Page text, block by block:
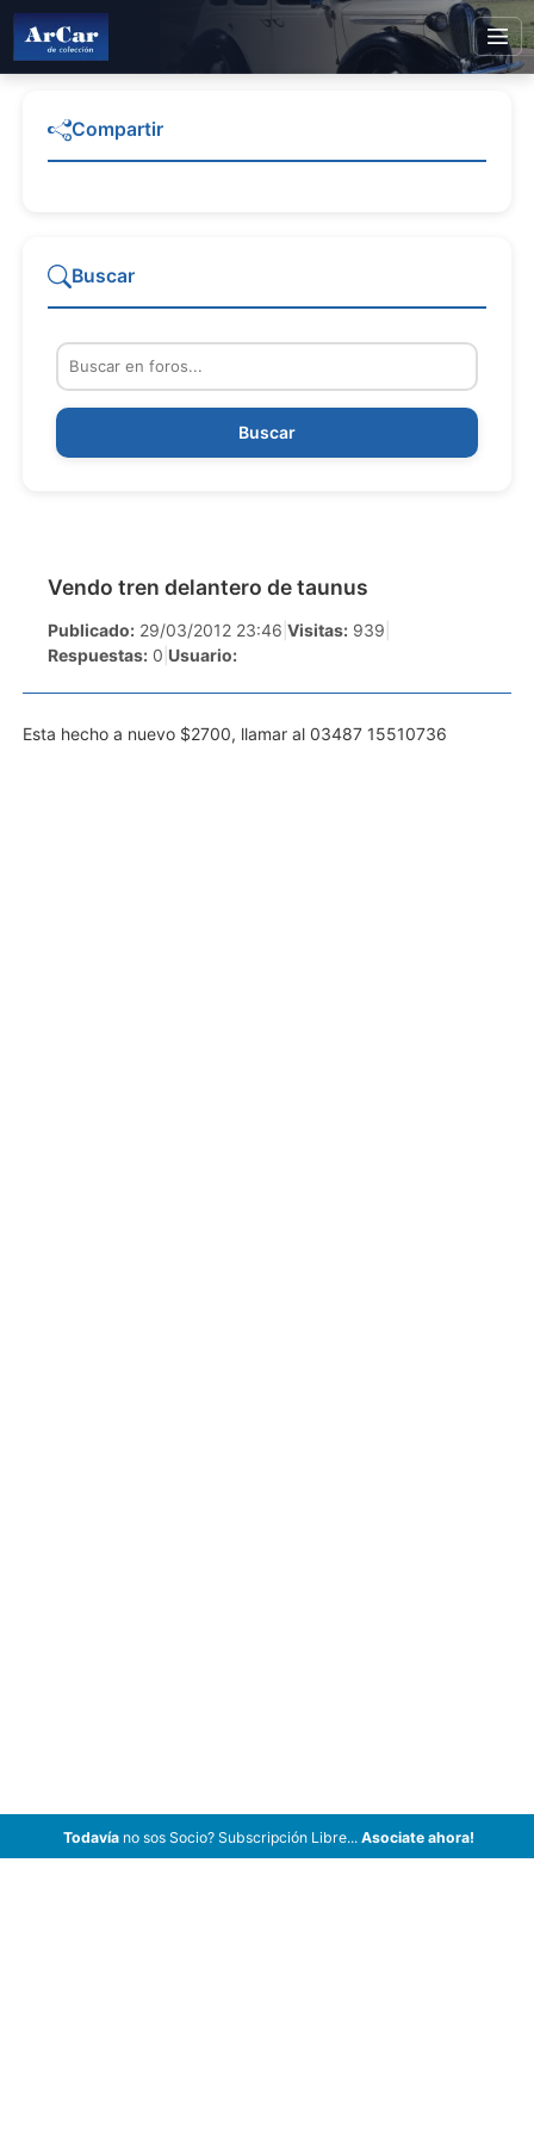
Vendo tren delantero de taunus
Publicado: 29/03/2012 23:46 Visitas: 939
Respuestas: 0 Usuario:
Esta hecho a nuevo $2700, llamar al 03487 15510736
Compartir
Buscar
Buscar
Todavíano sos Socio? Subscripción Libre... Asociate ahora!